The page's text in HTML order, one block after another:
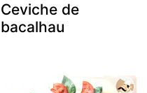
Ceviche de
bacalhau